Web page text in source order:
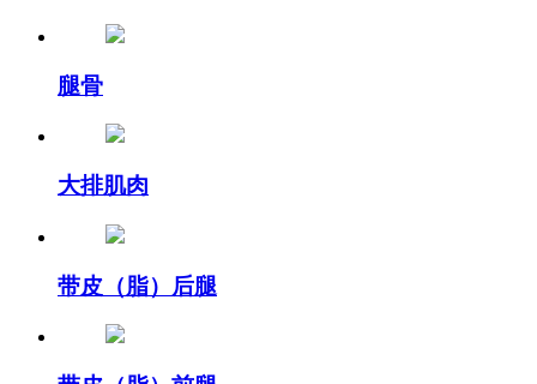
腿骨
大排肌肉
带皮（脂）后腿